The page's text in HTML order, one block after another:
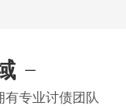
专业讨债团队